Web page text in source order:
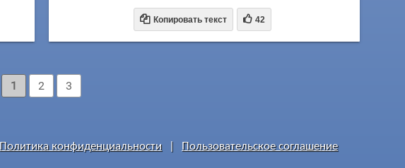
 Копировать текст  42
1 2 3
Политика конфиденциальности Пользовательское соглашение